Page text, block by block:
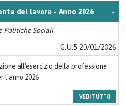
del lavoro - Anno 2026 -
Politiche Sociali
G.U.5 20/01/2026
all'esercizio della professione
l'anno 2026
VEDI TUTTO